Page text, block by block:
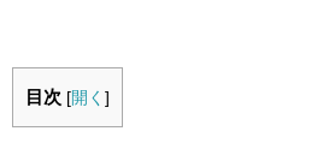
目次 [開く ]